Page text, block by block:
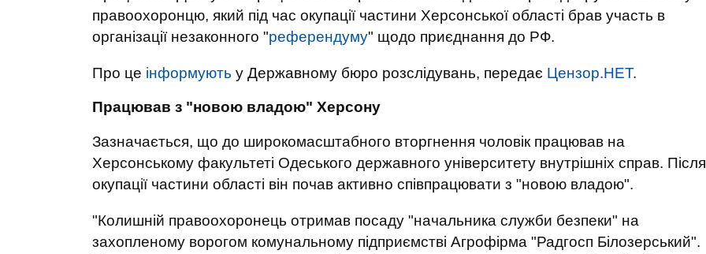
правоохоронцю, який під час окупації частини Херсонської області брав участь в
організації незаконного "референдуму" щодо приєднання до РФ.
Про це інформують у Державному бюро розслідувань, передає Цензор.НЕТ.
Працював з "новою владою" Херсону
Зазначається, що до широкомасштабного вторгнення чоловік працював на
Херсонському факультеті Одеського державного університету внутрішніх справ. Після
окупації частини області він почав активно співпрацювати з "новою владою".
"Колишній правоохоронець отримав посаду "начальника служби безпеки" на
захопленому ворогом комунальному підприємстві Агрофірма "Радгосп Білозерський".